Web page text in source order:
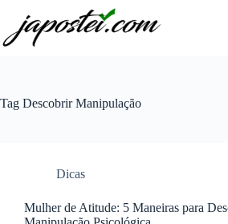
conteúdo
Tag Descobrir Manipulação
Dicas
Mulher de Atitude: 5 Maneiras para